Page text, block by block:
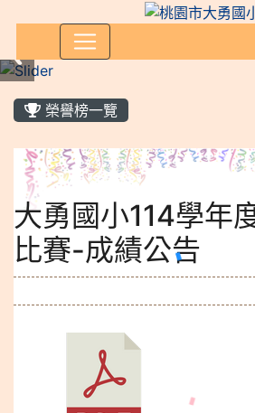
榮譽榜一覽
大勇國小114學年
比賽-成績公告